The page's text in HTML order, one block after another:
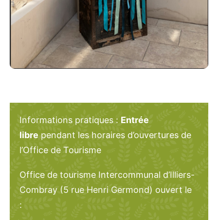
Informations pratiques : Entrée
libre pendant les horaires d’ouvertures de
l’Office de Tourisme
Office de tourisme Intercommunal d’Illiers-
Combray (5 rue Henri Germond) ouvert le
: